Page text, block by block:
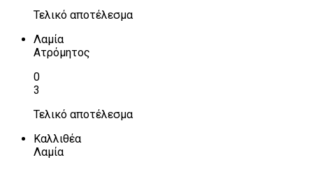
Τελικό αποτέλεσμα
Λαμία
Ατρόμητος
0
3
Τελικό αποτέλεσμα
Καλλιθέα
Λαμία